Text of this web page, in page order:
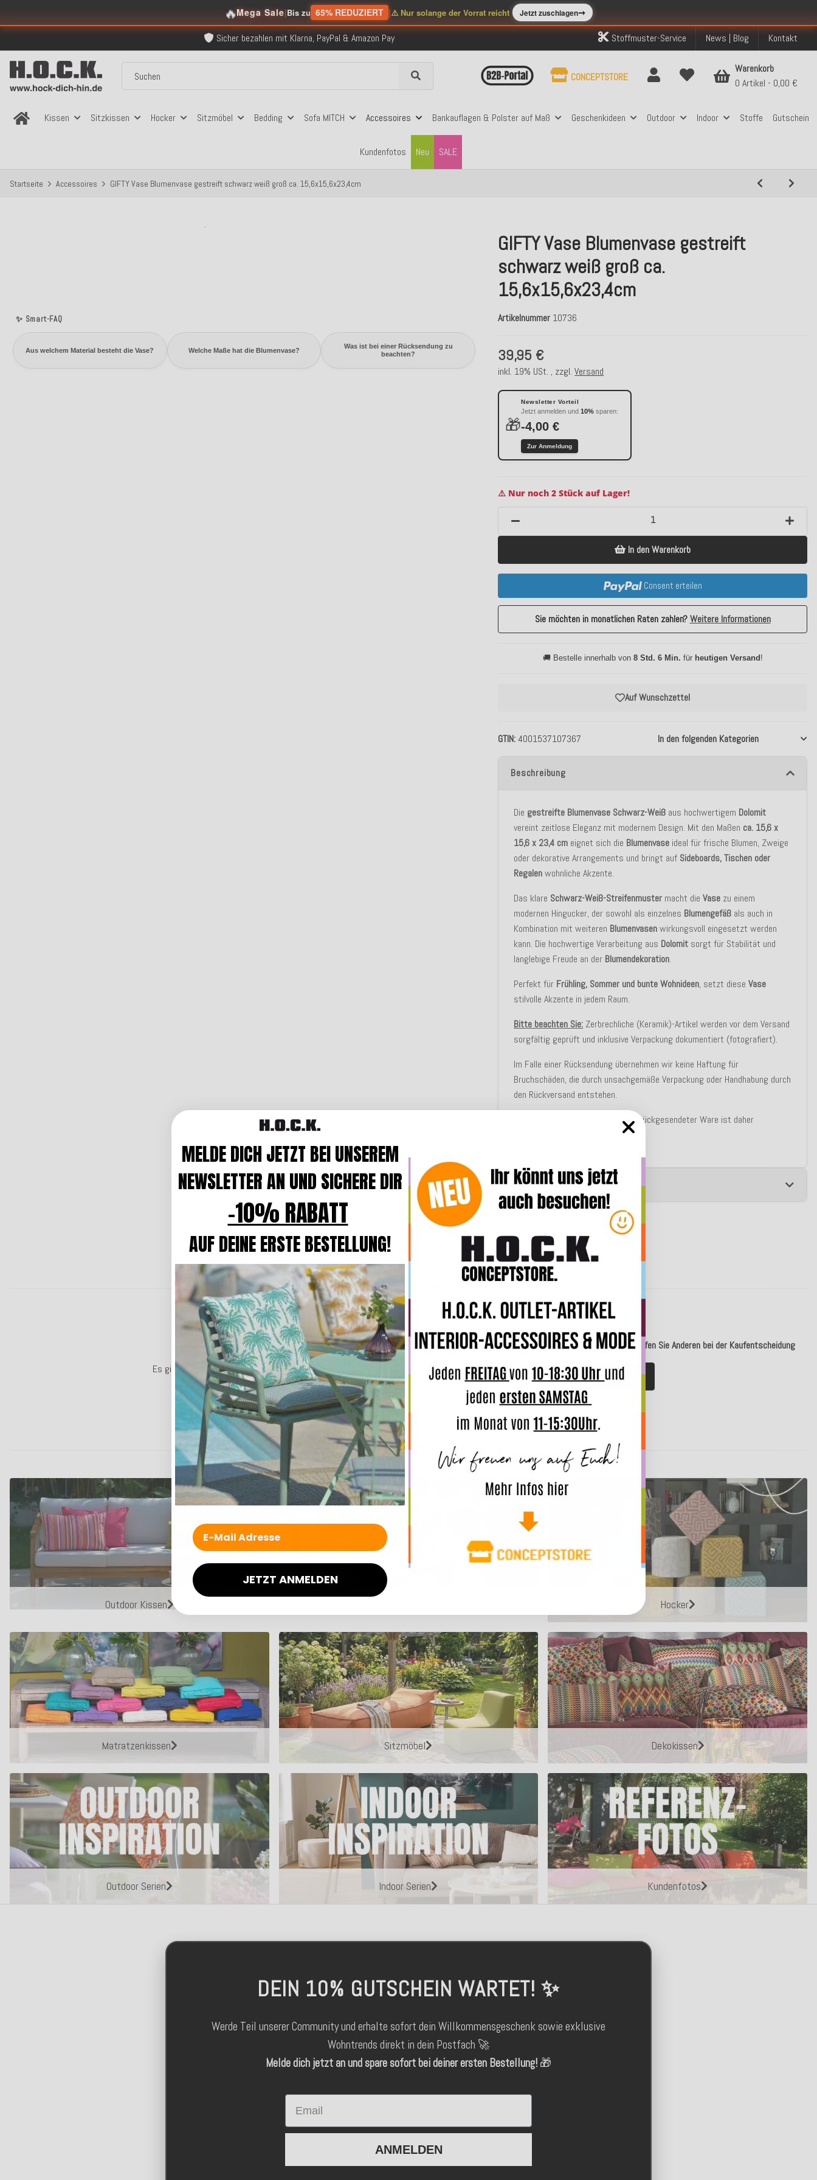
🔥Mega Sale|Bis zu 65% REDUZIERT |⚠️ Nur solange der Vorrat reicht Jetzt zuschlagen➞
Kostenloser Versand innerhalb Deutschlands ab 99€ Bestellwert
Über 120.000 erfolgreich versendete Bestellungen
Sicher bezahlen mit Klarna, PayPal & Amazon Pay
Kostenloser Versand innerhalb Deutschlands ab 99€ Bestellwert
Stoffmuster-Service News | Blog Kontakt
Kissen Sitzkissen Hocker Sitzmöbel Bedding Sofa MITCH Accessoires Bankauflagen & Polster auf Maß Geschenkideen Outdoor Indoor Stoffe Gutschein
Kundenfotos SALE
Neu
CONCEPTSTORE
Warenkorb
0 Artikel
0,00 €
Startseite Accessoires GIFTY Vase Blumenvase gestreift schwarz weiß groß ca. 15,6x15,6x23,4cm
✨ Smart-FAQ
Aus welchem Material besteht die Vase? Welche Maße hat die Blumenvase?
Was ist bei einer Rücksendung zu
beachten?
GIFTY Vase Blumenvase gestreift
schwarz weiß groß ca.
15,6x15,6x23,4cm
Artikelnummer 10736
GTIN 4001537107367 In den folgenden Kategorien
39,95 €
inkl. 19% USt. , zzgl.Versand
🎁
Newsletter Vorteil
Jetzt anmelden und10% sparen:
-4,00 €
Zur Anmeldung
Auf Wunschzettel
⚠️ Nur noch 2 Stück auf Lager!
In den Warenkorb
Consent erteilen
Sie möchten in monatlichen Raten zahlen?Weitere Informationen
🚚 Bestelle innerhalb von 8 Std. 6 Min. für heutigen Versand !
Beschreibung
Die gestreifte Blumenvase Schwarz-Weiß aus hochwertigem Dolomit
vereint zeitlose Eleganz mit modernem Design. Mit den Maßen ca. 15,6 x
15,6 x 23,4 cm eignet sich die Blumenvase ideal für frische Blumen, Zweige
oder dekorative Arrangements und bringt auf Sideboards, Tischen oder
Regalenwohnliche Akzente.
Das klare Schwarz-Weiß-Streifenmuster macht dieVase zu einem
modernen Hingucker, der sowohl als einzelnes Blumengefäß als auch in
Kombination mit weiteren Blumenvasenwirkungsvoll eingesetzt werden
kann. Die hochwertige Verarbeitung aus Dolomit sorgt für Stabilität und
langlebige Freude an der Blumendekoration.
Perfekt für Frühling, Sommer und bunte Wohnideen, setzt dieseVase
stilvolle Akzente in jedem Raum.
Bitte beachten Sie: Zerbrechliche (Keramik)-Artikel werden vor dem Versand
sorgfältig geprüft und inklusive Verpackung dokumentiert (fotografiert).
Im Falle einer Rücksendung übernehmen wir keine Haftung für
Bruchschäden, die durch unsachgemäße Verpackung oder Handhabung durch
den Rückversand entstehen.
Eine Erstattung bei beschädigt zurückgesendeter Ware ist daher
Angaben zur Produktsicherheit
Bewertungen
Geben Sie die erste Bewertung für diesen Artikel ab und helfen Sie Anderen bei der Kaufentscheidung
Artikel bewerten
Es gibt noch keine Bewertungen.
ENTDECKEN SIE UNSER SORTIMENT
Outdoor Kissen Hocker
Matratzenkissen Sitzmöbel Dekokissen
Outdoor Serien Indoor Serien Kundenfotos
DEIN 10% GUTSCHEIN WARTET! ✨
Werde Teil unserer Community und erhalte sofort dein Willkommensgeschenk sowie exklusive
Wohntrends direkt in dein Postfach 🚀
Melde dich jetzt an und spare sofort bei deiner ersten Bestellung! 🎁
Email
ANMELDEN
MELDE DICH JETZT BEI UNSEREM
NEWSLETTER AN UND SICHERE DIR
-10% RABATT
AUF DEINE ERSTE BESTELLUNG!
JETZT ANMELDEN